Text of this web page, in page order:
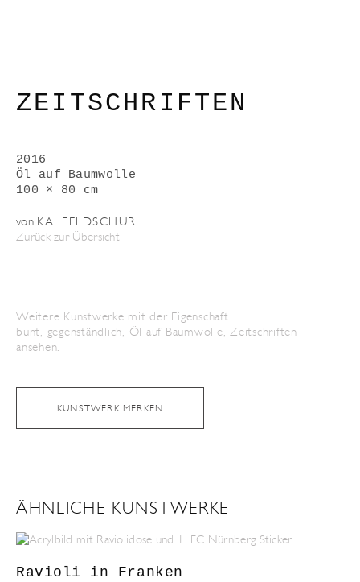
ZEITSCHRIFTEN
2016
Öl auf Baumwolle
100 × 80 cm
von KAI FELDSCHUR
Zurück zur Übersicht
Weitere Kunstwerke mit der Eigenschaft
bunt, gegenständlich, Öl auf Baumwolle, Zeitschriften
ansehen.
KUNSTWERK MERKEN
ÄHNLICHE KUNSTWERKE
Ravioli in Franken